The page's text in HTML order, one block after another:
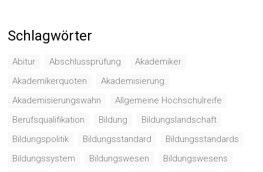
Schlagwörter
Abitur Abschlussprüfung
Akademiker
Akademikerquoten
Akademisierung
Akademisierungswahn
Allgemeine Hochschulreife
Berufsqualifikation
Bildung
Bildungslandschaft
Bildungspolitik
Bildungsstandard
Bildungsstandards
Bildungssystem
Bildungswesen
Bildungswesens